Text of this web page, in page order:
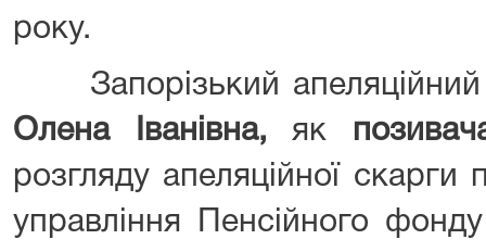
року.
Запорізький
Олена Іванівна, як
розгляду апеляційної скарги
управління Пенсійного